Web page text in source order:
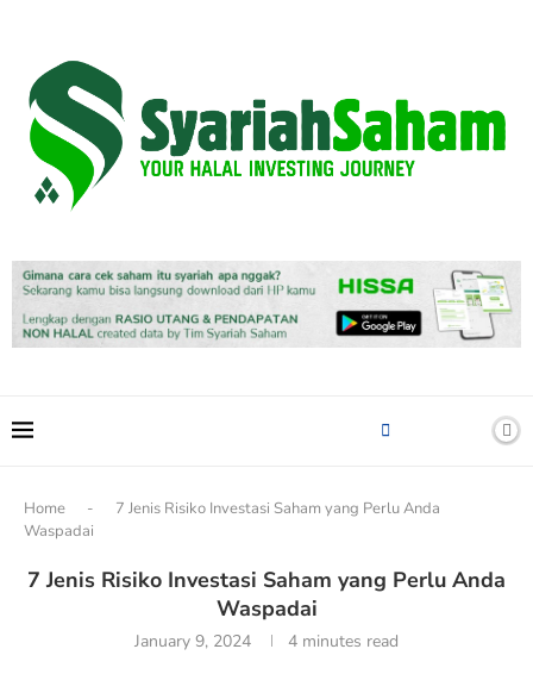
Home -
7 Jenis Risiko Investasi Saham yang Perlu Anda
Waspadai
7 Jenis Risiko Investasi Saham yang Perlu Anda
Waspadai
January 9, 2024 4 minutes read